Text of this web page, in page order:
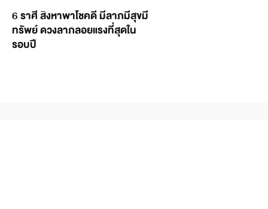
6 ราศี สิงหาพาโชคดี มีลาภมีสุขมี
ทรัพย์ ดวงลาภลอยแรงที่สุดใน
รอบปี